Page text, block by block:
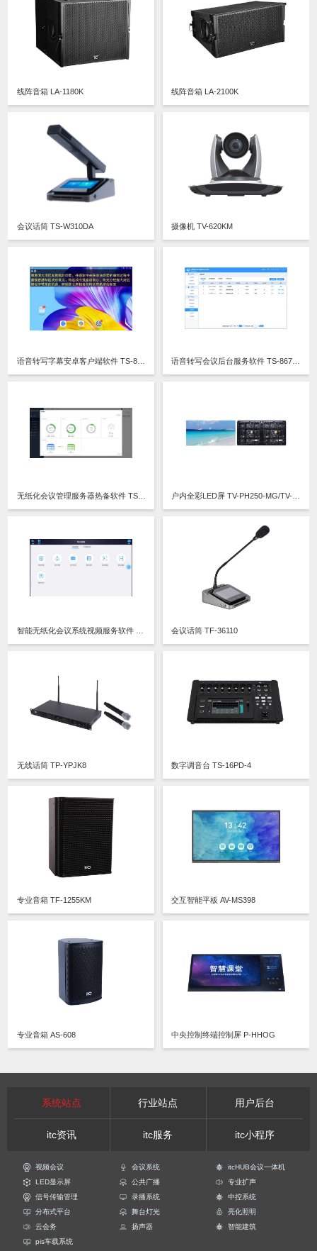
线阵音箱 LA-1180K 线阵音箱 LA-2100K
会议话筒 TS-W310DA 摄像机 TV-620KM
语音转写字幕安卓客户端软件 TS-8673AR软件 V6.57
无纸化会议管理服务器热备软件 TS-8300SJR软件 V3.131
会议话筒 TF-36110
无线话筒 TP-YPJK8 数字调音台 TS-16PD-4
专业音箱 TF-1255KM 交互智能平板 AV-MS398
专业音箱 AS-608 中央控制终端控制屏 P-HHOG
系统站点 行业站点 用户后台
itc资讯 itc服务 itc小程序
视频会议 会议系统
itcHUB会议一体机
LED显示屏
公共广播
专业扩声
信号传输管理
录播系统
中控系统
分布式平台
舞台灯光
亮化照明
云会务
扬声器
智能建筑
pis车载系统